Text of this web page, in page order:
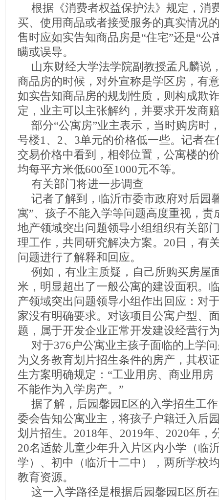
根据《消费者权益保护法》规定，消
买、使用商品或者接受服务的真实情况
售时应如实告知商品房是“住宅”还是“公
瞒或误导。
山东财经大学法学院副教授孟凡麟说
商品房的时候，对外宣称是学区房，有
如实告知商品房的规划性质，则构成欺
定，业主可以主张解约，并要求开发商
部分“公寓房”业主表示，当时购房时
号楼1、2、3单元的价格低一些。记者
交易价格中看到，相邻位置，公寓楼的
均每平方米低600至1000元不等。
有关部门将进一步调查
记者了解到，临沂市委市政府对后园
寓”、孩子不能入学等问题高度重视，责
地产领域突出问题领导小组组织有关部
理工作，共同研究解决方案。20日，有
问题进行了解释和回应。
例如，有业主质疑，自己所购买房屋
米，明显超出了一般公寓的建设面积。
产领域突出问题领导小组作出回应：对
家没有明确要求。对该项目公寓户型、
题，属于开发企业正常开发建设经营行
对于376户公寓业主孩子面临的上学
为义务教育划片招生条件的房产，其权
生方案明确规定：“工业用房、商业用房
不能作为入学房产。”
据了解，后园馨园E区的入学招生工
委会告知公寓业主，将孩子户籍迁入后
划片招生。2018年、2019年、2020年，
20名适龄儿童少年升入片区内小学（临
学）、初中（临沂十二中），两所学校
教育资源。
这一入学路径是根据后园馨园E区所